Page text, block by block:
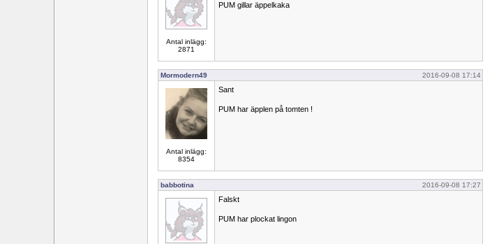
Antal inlägg:
2871
PUM gillar äppelkaka
Mormodern49 2016-09-08 17:14
Antal inlägg:
8354
Sant
PUM har äpplen på tomten !
babbotina 2016-09-08 17:27
Falskt
PUM har plockat lingon